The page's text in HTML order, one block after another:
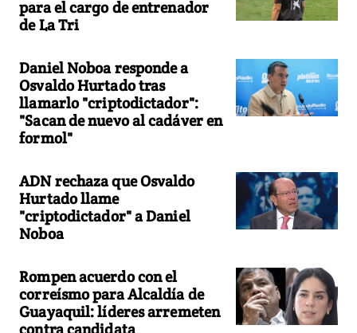
para el cargo de entrenador
de La Tri
Daniel Noboa responde a
Osvaldo Hurtado tras
llamarlo "criptodictador":
"Sacan de nuevo al cadáver en
formol"
ADN rechaza que Osvaldo
Hurtado llame
"criptodictador" a Daniel
Noboa
Rompen acuerdo con el
correísmo para Alcaldía de
Guayaquil: líderes arremeten
contra candidata